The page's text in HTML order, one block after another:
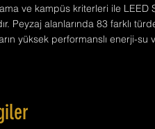
ve kampüs kriterleri ile LEED
Peyzaj alanlarında 83 farklı
yüksek performanslı enerji-su